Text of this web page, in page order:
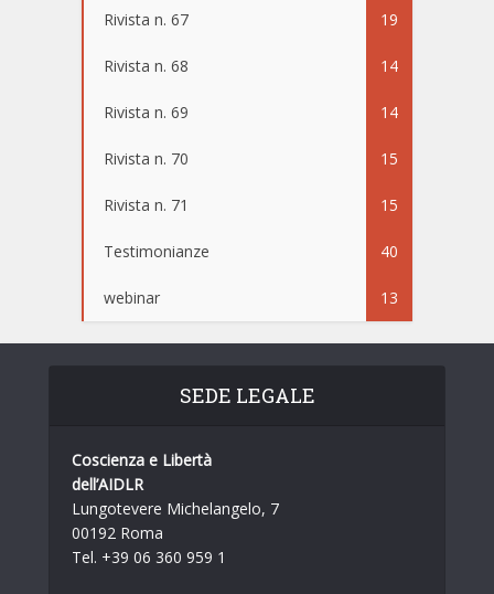
Rivista n. 67 19
Rivista n. 68 14
Rivista n. 69 14
Rivista n. 70 15
Rivista n. 71 15
Testimonianze 40
webinar 13
SEDE LEGALE
Coscienza e Libertà
dell’AIDLR
Lungotevere Michelangelo, 7
00192 Roma
Tel. +39 06 360 959 1